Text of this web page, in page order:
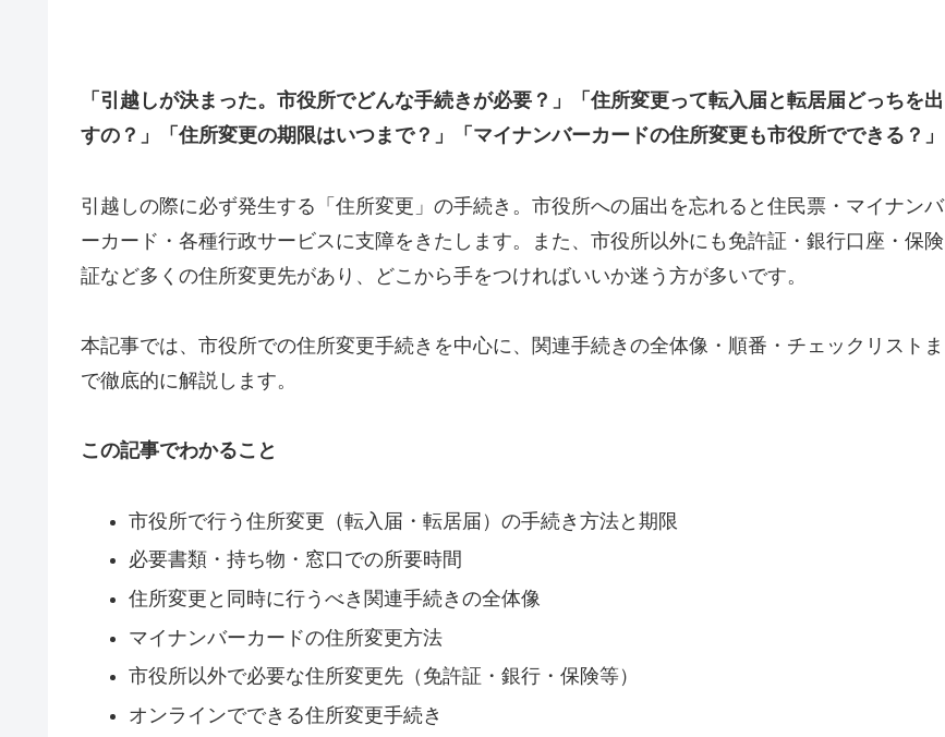
「引越しが決まった。市役所でどんな手続きが必要？」「住所変更って転入届と転居届どっちを出
すの？」「住所変更の期限はいつまで？」「マイナンバーカードの住所変更も市役所でできる？」
引越しの際に必ず発生する「住所変更」の手続き。市役所への届出を忘れると住民票・マイナンバ
ーカード・各種行政サービスに支障をきたします。また、市役所以外にも免許証・銀行口座・保険
証など多くの住所変更先があり、どこから手をつければいいか迷う方が多いです。
本記事では、市役所での住所変更手続きを中心に、関連手続きの全体像・順番・チェックリストま
で徹底的に解説します。
この記事でわかること
市役所で行う住所変更（転入届・転居届）の手続き方法と期限
必要書類・持ち物・窓口での所要時間
住所変更と同時に行うべき関連手続きの全体像
マイナンバーカードの住所変更方法
市役所以外で必要な住所変更先（免許証・銀行・保険等）
オンラインでできる住所変更手続き